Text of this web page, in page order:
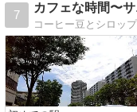
7
カフェな時間〜